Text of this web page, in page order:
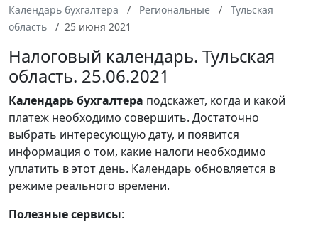
Календарь бухгалтера
Региональные
Тульская
область
25 июня 2021
Налоговый календарь. Тульская
область. 25.06.2021
Календарьбухгалтера подскажет, когда и какой
платеж необходимо совершить. Достаточно
выбрать интересующую дату, и появится
информация о том, какие налоги необходимо
уплатить в этот день. Календарь обновляется в
режиме реального времени.
Полезные сервисы: